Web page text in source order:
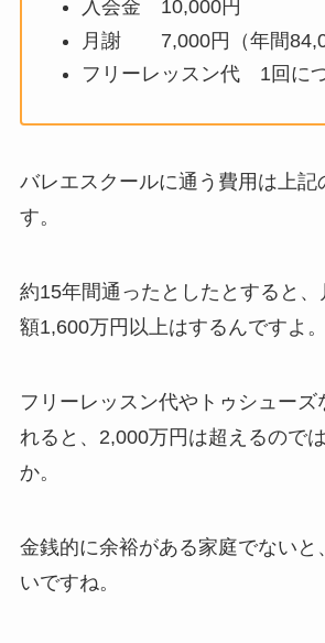
入会金 10,000円
月謝 7,000円（年間
フリーレッスン代 1回に
バレエスクールに通う費用は上記
す。
約15年間通ったとしたとすると
額1,600万円以上はするんですよ。
フリーレッスン代やトゥシューズ
れると、2,000万円は超えるので
か。
金銭的に余裕がある家庭でないと
いですね。